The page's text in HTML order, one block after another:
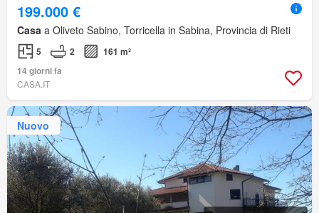
199.000 €
Casa a Oliveto Sabino, Torricella in Sabina, Provincia di Rieti
5 2
161 m²
14 giorni fa
CASA.IT
Nuovo